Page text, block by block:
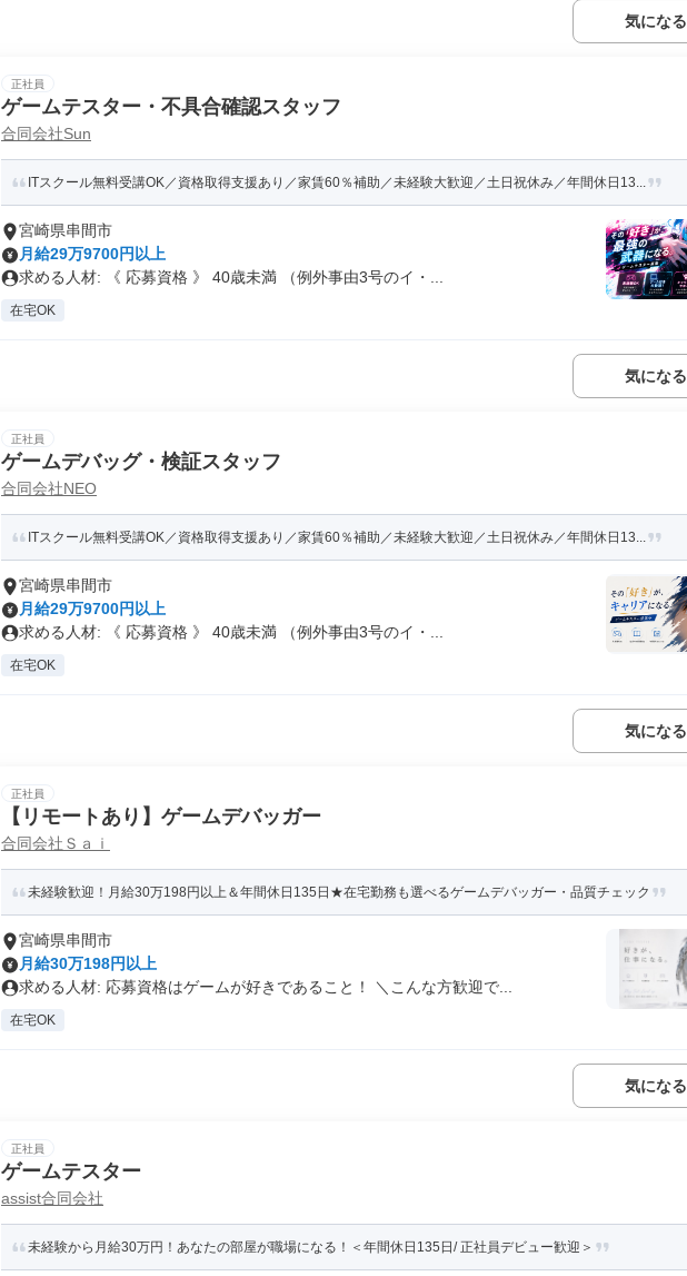
気になる
正社員
ゲームテスター・不具合確認スタッフ
合同会社Sun
ITスクール無料受講OK／資格取得支援あり／家賃60％補助／未経験大歓迎／土日祝休み／年間休日13...
宮崎県串間市
月給29万9700円以上
求める人材: 《 応募資格 》 40歳未満 （例外事由3号のイ・...
在宅OK
気になる
正社員
ゲームデバッグ・検証スタッフ
合同会社NEO
ITスクール無料受講OK／資格取得支援あり／家賃60％補助／未経験大歓迎／土日祝休み／年間休日13...
宮崎県串間市
月給29万9700円以上
求める人材: 《 応募資格 》 40歳未満 （例外事由3号のイ・...
在宅OK
気になる
正社員
【リモートあり】ゲームデバッガー
合同会社Ｓａｉ
未経験歓迎！月給30万198円以上＆年間休日135日★在宅勤務も選べるゲームデバッガー・品質チェック
宮崎県串間市
月給30万198円以上
求める人材: 応募資格はゲームが好きであること！ ＼こんな方歓迎で...
在宅OK
気になる
正社員
ゲームテスター
assist合同会社
未経験から月給30万円！あなたの部屋が職場になる！＜年間休日135日/ 正社員デビュー歓迎＞